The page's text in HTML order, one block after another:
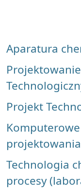
Aparatura
Projekt
Technologia
procesy